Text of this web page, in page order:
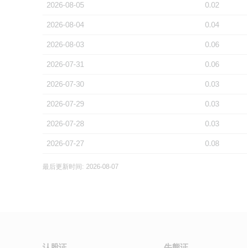
2026-08-05 0.02
2026-08-04 0.04
2026-08-03 0.06
2026-07-31 0.06
2026-07-30 0.03
2026-07-29 0.03
2026-07-28 0.03
2026-07-27 0.08
最后更新时间: 2026-08-07